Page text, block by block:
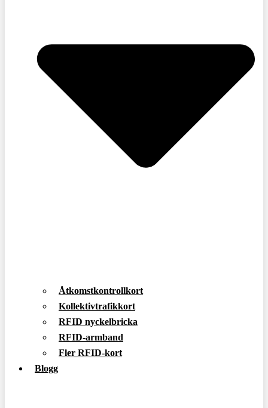
Åtkomstkontrollkort
Kollektivtrafikkort
RFID nyckelbricka
RFID-armband
Fler RFID-kort
Blogg